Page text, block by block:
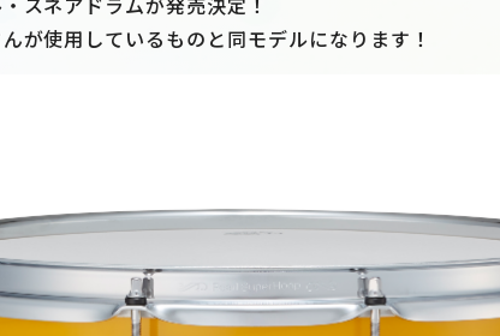
が使用しているものと同モデルになります！